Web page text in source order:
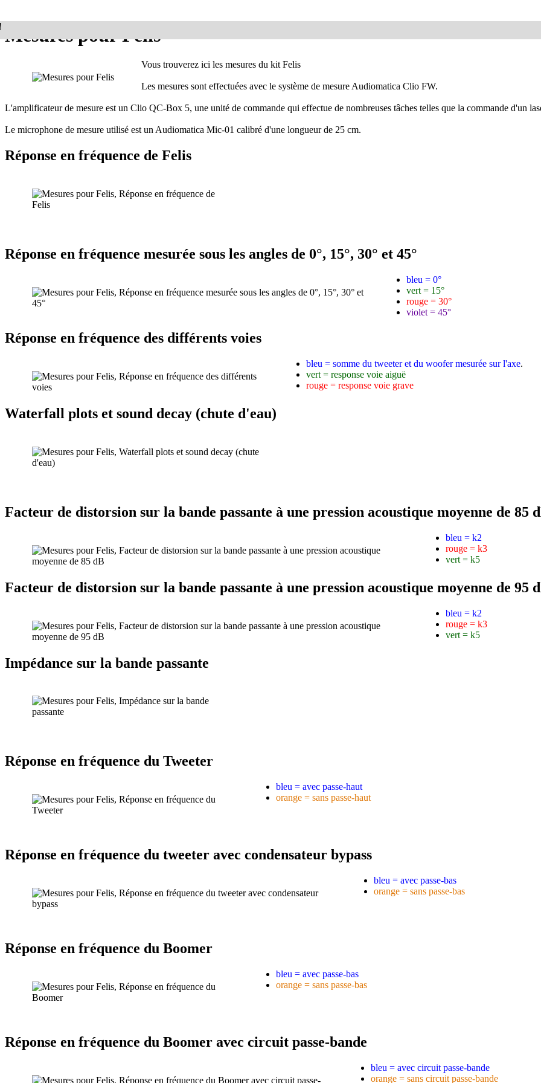
Mesures pour Felis
Vous trouverez ici les mesures du kit Felis
Les mesures sont effectuées avec le système de mesure Audiomatica Clio FW.
L'amplificateur de mesure est un Clio QC-Box 5, une unité de commande qui effectue de nombreuses tâches telles que la commande d'un
Le microphone de mesure utilisé est un Audiomatica Mic-01 calibré d'une longueur de 25 cm.
Réponse en fréquence de Felis
Réponse en fréquence mesurée sous les angles de 0°, 15°, 30° et 45°
bleu = 0°
vert = 15°
rouge = 30°
violet = 45°
Réponse en fréquence des différents voies
bleu = somme du tweeter et du woofer mesurée sur l'axe.
vert = response voie aiguë
rouge = response voie grave
Waterfall plots et sound decay (chute d'eau)
Facteur de distorsion sur la bande passante à une pression acoustique moyenne de 85
bleu = k2
rouge = k3
vert = k5
Facteur de distorsion sur la bande passante à une pression acoustique moyenne de 95
bleu = k2
rouge = k3
vert = k5
Impédance sur la bande passante
Réponse en fréquence du Tweeter
bleu = avec passe-haut
orange = sans passe-haut
Réponse en fréquence du tweeter avec condensateur bypass
bleu = avec passe-bas
orange = sans passe-bas
Réponse en fréquence du Boomer
bleu = avec passe-bas
orange = sans passe-bas
Réponse en fréquence du Boomer avec circuit passe-bande
bleu = avec circuit passe-bande
orange = sans circuit passe-bande